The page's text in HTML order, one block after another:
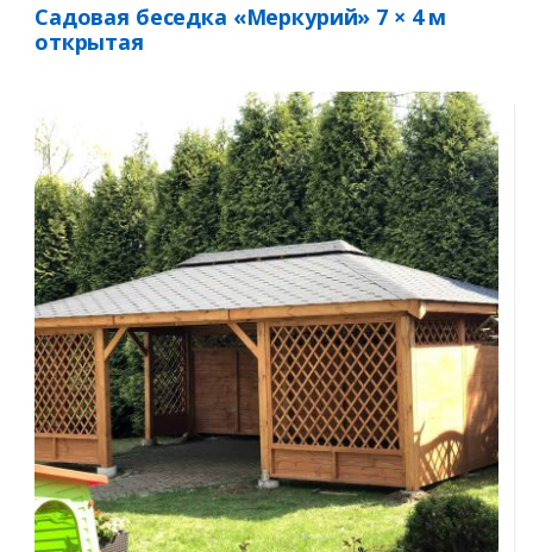
Садовая беседка «Меркурий» 7 × 4 м
открытая